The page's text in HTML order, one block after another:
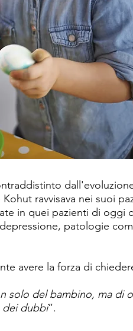
ravvisava nei suoi
in quei pazienti di oggi
patologie
avere la forza di
solo del bambino, ma di
dei dubbi”.